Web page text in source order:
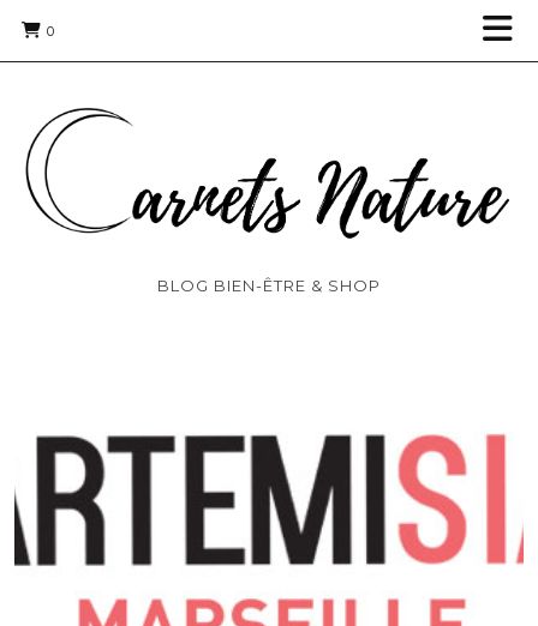
0
BLOG BIEN-ÊTRE & SHOP